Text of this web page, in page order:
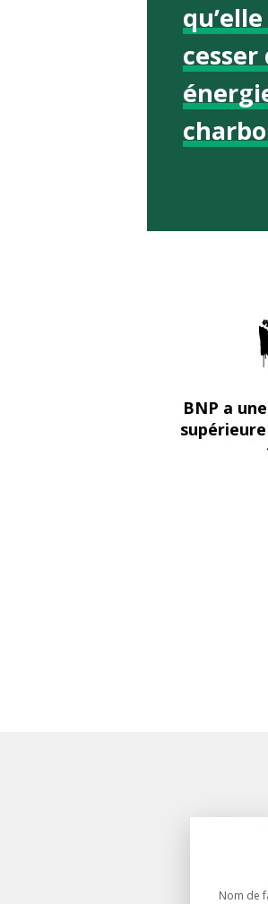
BNP a
Nom de